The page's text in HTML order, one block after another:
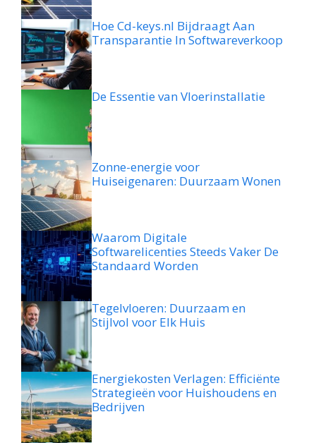
Hoe Cd-keys.nl Bijdraagt Aan
Transparantie In Softwareverkoop
De Essentie van Vloerinstallatie
Zonne-energie voor
Huiseigenaren: Duurzaam Wonen
Waarom Digitale
Softwarelicenties Steeds Vaker De
Standaard Worden
Tegelvloeren: Duurzaam en
Stijlvol voor Elk Huis
Energiekosten Verlagen: Efficiënte
Strategieën voor Huishoudens en
Bedrijven